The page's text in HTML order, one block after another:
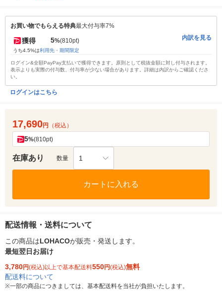
お買い物でもらえる特典最大付与率7%
獲得 5%(810pt)
うち4.5%は利用先・期間限定
内訳を見る
ログイン&全額PayPay支払いで獲得できます。原則として税抜金額に対し付与されます。
表示よりも実際の付与数、付与率が少ない場合があります。詳細は内訳からご確認くださ
い。
ログインはこちら
17,690円 （税込）
5%(810pt)
在庫あり 数量 1
カートに入れる
配送情報・送料について
この商品はLOHACOが販売・発送します。
最短翌日お届け
3,780円(税込)以上で基本配送料550円(税込)無料
配送料について
※一部の商品につきましては、基本配送料を当社が負担いたします。